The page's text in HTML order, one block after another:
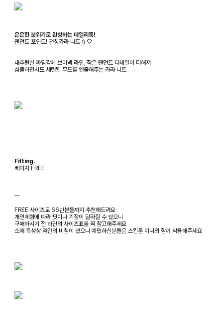
은은한 분위기로 완성하는 데일리룩!
팬던트 포인트! 펀칭카라 니트 :) ♡
내추럴한 짜임감에 브이넥 라인, 작은 팬던트 디테일이 더해져
심플하면서도 세련된 무드를 연출해주는 카라 니트
Fitting.
베이지 FREE
ㅡ
FREE 사이즈로 66반분들까지 추천해드려요
개인체형에 따라 핏이나 기장이 달라질 수 있으니
구매하시기 전 하단의 사이즈표를 꼭 참고해주세요
소재 특성상 약간의 비침이 있으니 예민하신분들은 스킨톤 이너와 함께 착용해주세요